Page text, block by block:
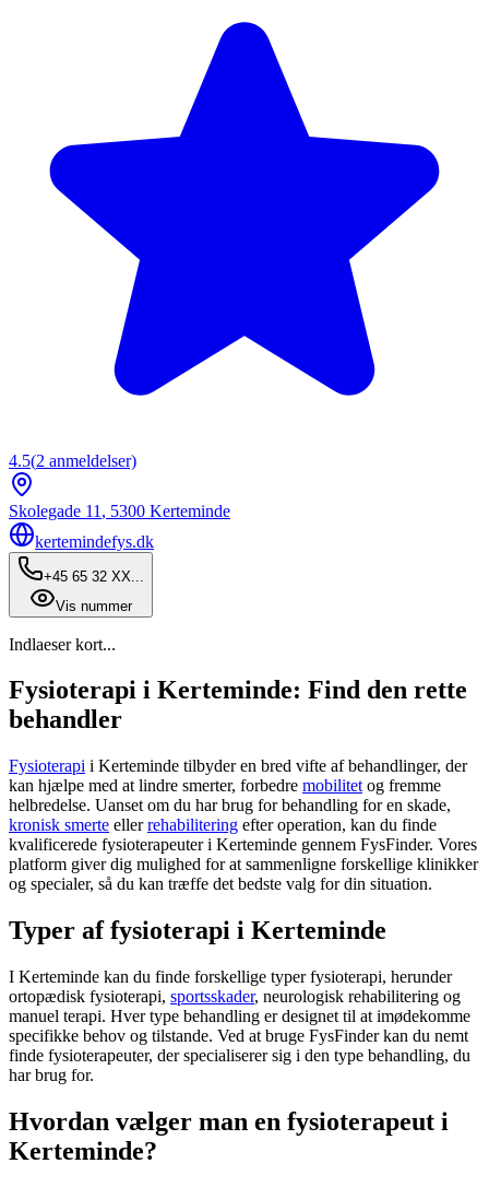
4.5(2 anmeldelser)
Skolegade 11 , 5300 Kerteminde
kertemindefys.dk
+45 65 32 XX...
Vis nummer
Indlaeser kort...
Fysioterapi i Kerteminde: Find den rette
behandler
Fysioterapi i Kerteminde tilbyder en bred vifte af behandlinger, der
kan hjælpe med at lindre smerter, forbedre mobilitet og fremme
helbredelse. Uanset om du har brug for behandling for en skade,
kronisk smerte ellerrehabilitering efter operation, kan du finde
kvalificerede fysioterapeuter i Kerteminde gennem FysFinder. Vores
platform giver dig mulighed for at sammenligne forskellige klinikker
og specialer, så du kan træffe det bedste valg for din situation.
Typer af fysioterapi i Kerteminde
I Kerteminde kan du finde forskellige typerfysioterapi, herunder
ortopædisk fysioterapi, sportsskader, neurologisk rehabilitering og
manuel terapi. Hver type behandling er designet til at imødekomme
specifikke behov og tilstande. Ved at bruge FysFinder kan du nemt
finde fysioterapeuter, der specialiserer sig i den type behandling, du
har brug for.
Hvordan vælger man en fysioterapeut i
Kerteminde?